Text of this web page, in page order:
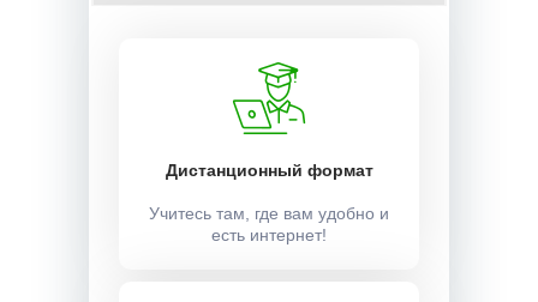
Дистанционный формат
Учитесь там, где вам удобно и
есть интернет!